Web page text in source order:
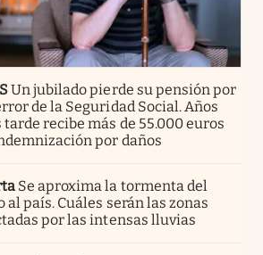
Un jubilado pierde su pensión por
de la Seguridad Social. Años
tarde recibe más de 55.000 euros
por daños
Se aproxima la tormenta del
al país. Cuáles serán las zonas
por las intensas lluvias